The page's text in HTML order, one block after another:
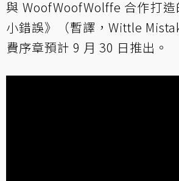
與 WoofWoofWolffe 合作打
小錯誤》（暫譯，Wittle
費序章預計 9 月 30 日推出。